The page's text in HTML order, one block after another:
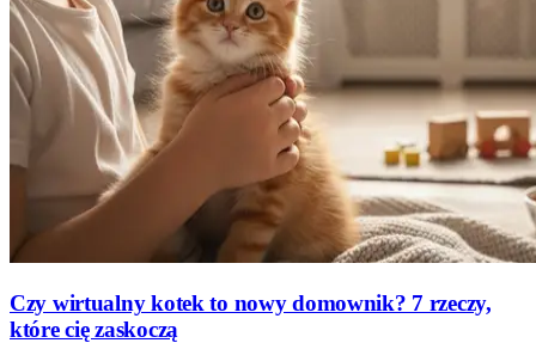
Czy wirtualny kotek to nowy domownik? 7 rzeczy,
które cię zaskoczą